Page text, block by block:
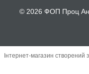
© 2026 ФОП Проц
Інтернет-магазин створений